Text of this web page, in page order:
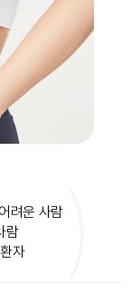
려운 사람
람
자